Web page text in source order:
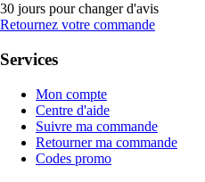
30 jours pour changer d'avis
Retournez votre commande
Services
Mon compte
Centre d'aide
Suivre ma commande
Retourner ma commande
Codes promo